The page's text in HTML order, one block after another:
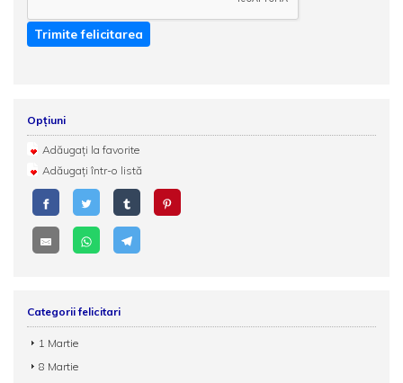
Trimite felicitarea
Opțiuni
Adăugați la favorite
Adăugați într-o listă
Categorii felicitari
1 Martie
8 Martie